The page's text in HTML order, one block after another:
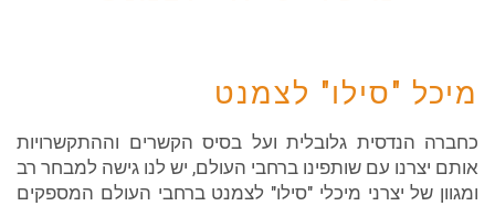
מיכל "סילו" לצמנט
כחברה הנדסית גלובלית ועל בסיס הקשרים וההתקשרויות
אותם יצרנו עם שותפינו ברחבי העולם, יש לנו גישה למבחר רב
ומגוון של יצרני מיכלי "סילו" לצמנט ברחבי העולם המספקים